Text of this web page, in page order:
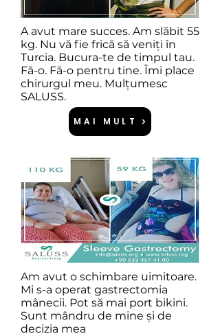
A avut mare succes. Am slăbit 55
kg. Nu vă fie frică să veniți în
Turcia. Bucura-te de timpul tau.
Fă-o. Fă-o pentru tine. Îmi place
chirurgul meu. Mulțumesc
SALUSS.
MAI MULT
Am avut o schimbare uimitoare.
Mi s-a operat gastrectomia
mânecii. Pot să mai port bikini.
Sunt mândru de mine și de
decizia mea